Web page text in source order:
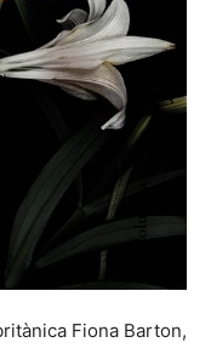
Fiona Barton,